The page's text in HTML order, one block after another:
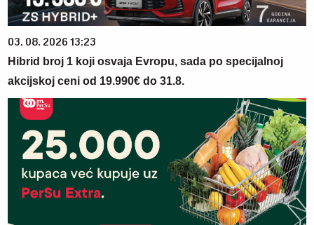
03. 08. 2026 13:23
Hibrid broj 1 koji osvaja Evropu, sada po specijalnoj
akcijskoj ceni od 19.990€ do 31.8.